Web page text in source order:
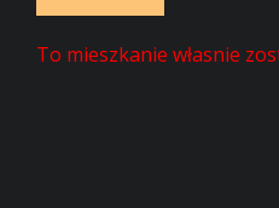
To mieszkanie własnie